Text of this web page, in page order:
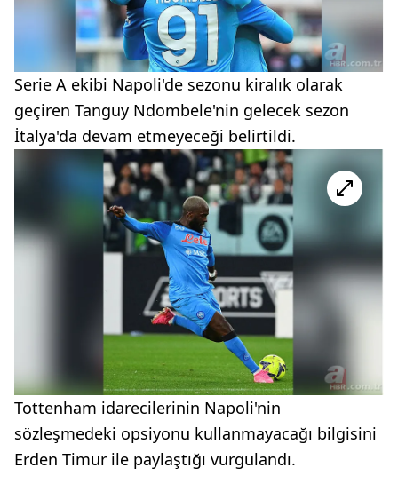
Serie A ekibi Napoli'de sezonu kiralık olarak
geçiren Tanguy Ndombele'nin gelecek sezon
İtalya'da devam etmeyeceği belirtildi.
Tottenham idarecilerinin Napoli'nin
sözleşmedeki opsiyonu kullanmayacağı bilgisini
Erden Timur ile paylaştığı vurgulandı.